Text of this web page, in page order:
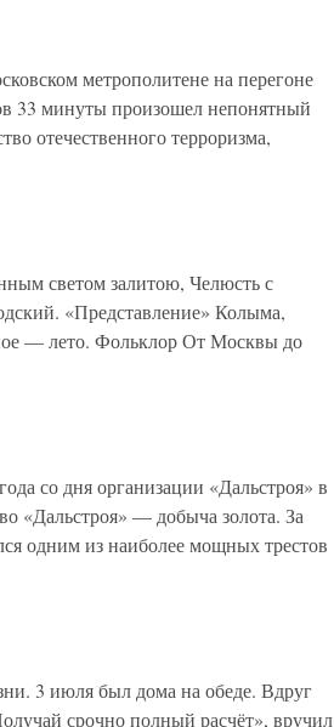
метрополитене на перегоне
33 минуты произошел непонятный
отечественного терроризма,
светом залитою, Челюсть с
«Представление» Колыма,
— лето. Фольклор От Москвы до
со дня организации «Дальстроя» в
«Дальстроя» — добыча золота. За
одним из наиболее мощных трестов
3 июля был дома на обеде. Вдруг
срочно полный расчёт», вручил